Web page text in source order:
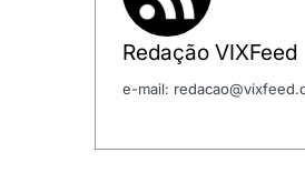
Redação VIXFeed
e-mail: